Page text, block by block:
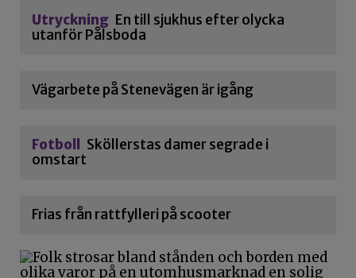
Utryckning En till sjukhus efter olycka
utanför Pålsboda
Vägarbete på Stenevägen är igång
Fotboll
Sköllerstas damer segrade i
omstart
Frias från rattfylleri på scooter